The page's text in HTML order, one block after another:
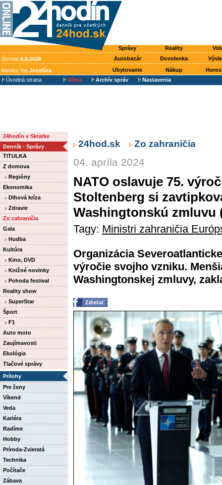
Správy Reality
Štvrtok 6.8.2026 Autobazár Dovolenka
Meniny má Jozefína Ubytovanie Nákup
Úvodná strana
Včera Archív správ Nastavenia
24hodín v Skratke
Denník - Správy
TITULKA
Z domova
Regióny
Ekonomika
Dlhová kríza
Zdravie
Zo zahraničia
Gala
Hudba
Kultúra
Kino, DVD
Knižné novinky
Pohoda festival
Reality show
SuperStar
Šport
F1
Auto moto
Zaujímavosti
Ekológia
Tlačové správy
Prílohy
Pre ženy
Víkend
Veda
Kariéra
Radíme
Hobby
Príroda-Zvieratá
Technika
Počítače
Zábava
24hod.sk Zo zahraničia
04. apríla 2024
NATO oslavuje 75.
Stoltenberg si
Washingtonskú zmluvu
Tagy: Ministri zahraničia
Organizácia
výročie svojho vzniku.
Washingtonskej zmluvy,
Zdieľať